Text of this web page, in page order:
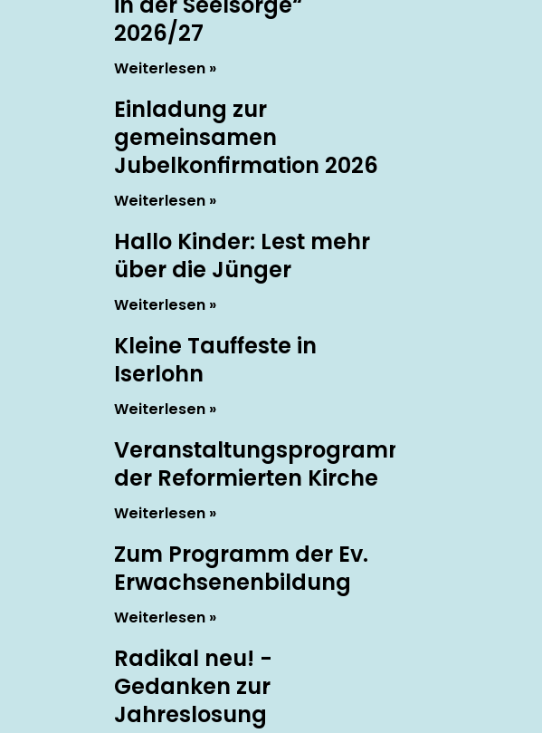
2026/27
Weiterlesen
Einladung zur
gemeinsamen
Jubelkonfirmation 2026
Weiterlesen
Hallo Kinder: Lest mehr
über die Jünger
Weiterlesen
Kleine Tauffeste in
Iserlohn
Weiterlesen
Veranstaltungsprogramm
der Reformierten Kirche
Weiterlesen
Zum Programm der Ev.
Erwachsenenbildung
Weiterlesen
Radikal neu! -
Gedanken zur
Jahreslosung